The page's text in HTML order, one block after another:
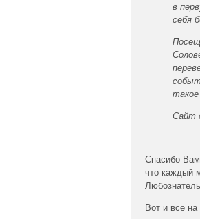
в
себя
Сайт
Спасибо
что каждый
Вот и все на